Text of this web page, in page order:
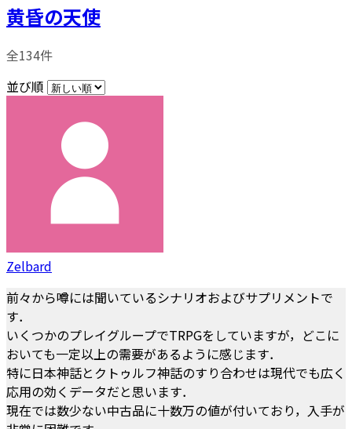
黄昏の天使
全134件
並び順
Zelbard
前々から噂には聞いているシナリオおよびサプリメントで
す．
いくつかのプレイグループでTRPGをしていますが，どこに
おいても一定以上の需要があるように感じます．
特に日本神話とクトゥルフ神話のすり合わせは現代でも広く
応用の効くデータだと思います．
現在では数少ない中古品に十数万の値が付いており，入手が